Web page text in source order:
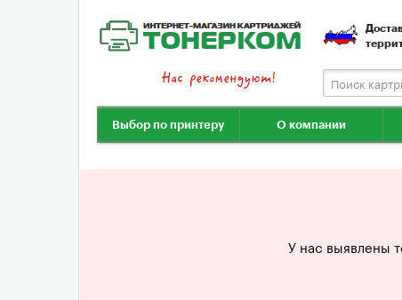
Выбор по принтеру О компании
У нас выявлены